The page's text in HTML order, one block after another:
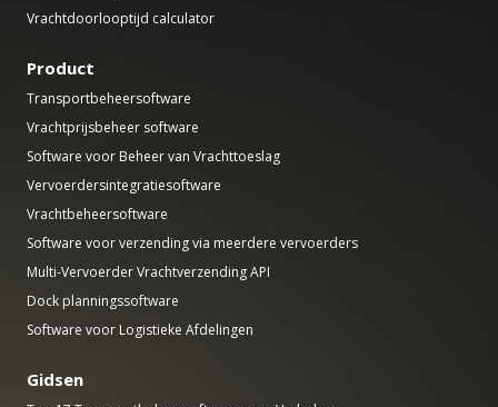
Vrachtdoorlooptijd calculator
Product
Transportbeheersoftware
Vrachtprijsbeheer software
Software voor Beheer van Vrachttoeslag
Vervoerdersintegratiesoftware
Vrachtbeheersoftware
Software voor verzending via meerdere vervoerders
Multi-Vervoerder Vrachtverzending API
Dock planningssoftware
Software voor Logistieke Afdelingen
Gidsen